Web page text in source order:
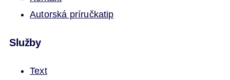
Autorská príručkatip
Služby
Text